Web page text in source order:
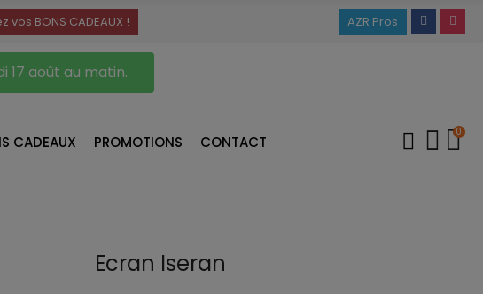
vos BONS CADEAUX ! AZR Pros
17 août au matin.
CADEAUX PROMOTIONS CONTACT
0
Ecran Iseran